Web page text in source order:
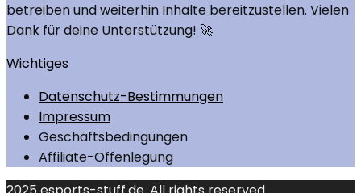
betreiben und weiterhin Inhalte bereitzustellen. Vielen
Dank für deine Unterstützung! 🚀
Wichtiges
Datenschutz-Bestimmungen
Impressum
Geschäftsbedingungen
Affiliate-Offenlegung